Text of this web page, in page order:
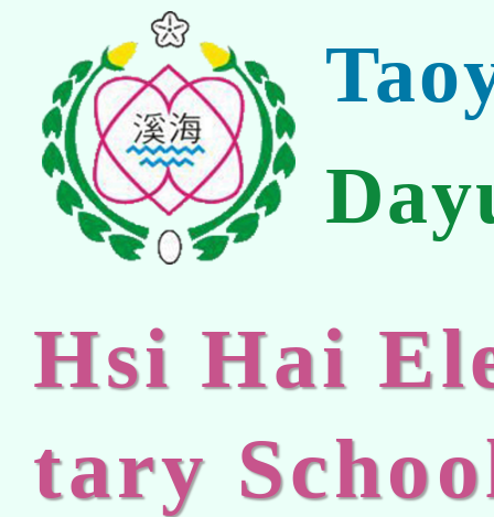
Hsi Hai
tary